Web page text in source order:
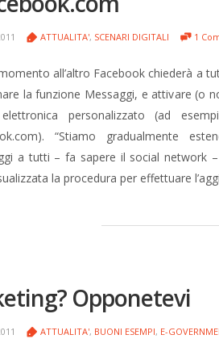
ATTUALITA', SCENARI DIGITALI 1
all’altro Facebook chiederà a
la funzione Messaggi, e attivare (o
personalizzato (ad
“Stiamo gradualmente
a tutti – fa sapere il social network
la procedura per effettuare
Opponetevi
ATTUALITA', BUONI ESEMPI, E-